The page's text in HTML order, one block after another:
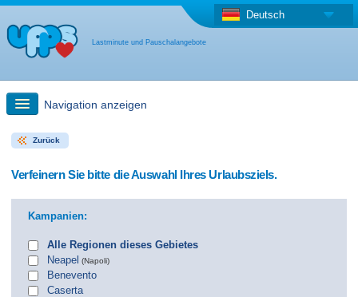
Lastminute und Pauschalangebote
Deutsch
Navigation anzeigen
Schnellsuche
Anderes Land
Zurück
Verfeinern Sie bitte die Auswahl Ihres Urlaubsziels.
Kampanien:
Alle Regionen dieses Gebietes
Neapel (Napoli)
Benevento
Caserta